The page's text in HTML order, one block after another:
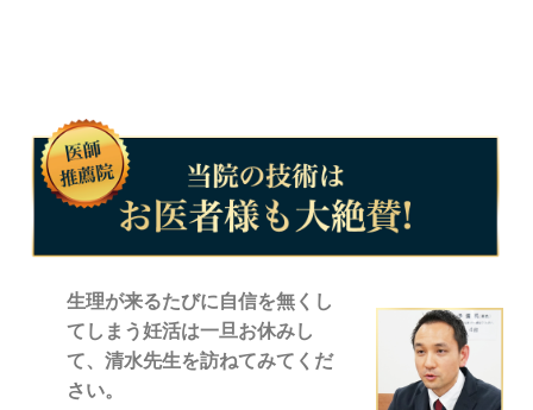
生理が来るたびに自信を無くし
てしまう妊活は一旦お休みし
て、清水先生を訪ねてみてくだ
さい。